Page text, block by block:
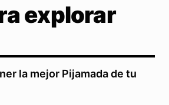
explorar
la mejor Pijamada de tu